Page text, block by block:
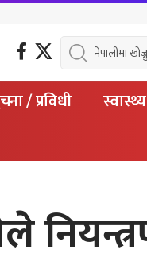
/ प्रविधी
स्वास्थ्य